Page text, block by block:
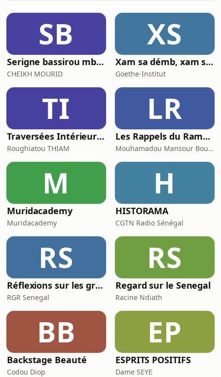
de s’ancrer durablement ici. Cette
émission offre une plongée
authentique dans les d
SB
Serigne bassirou mbacke khelcom
CHEIKH MOURID
XS
Xam sa démb, xam sa tey
Goethe-Institut
TI
Traversées Intérieures
Roughiatou THIAM
LR
Les Rappels du Ramadan
Mouhamadou Mansour Bousso
M
Muridacademy
Muridacademy
H
HISTORAMA
CGTN Radio Sénégal
RS
Réflexions sur les groupes religieux du Sénégal
RGR Senegal
RS
Regard sur le Senegal
Racine Ndiath
BB
Backstage Beauté
Codou Diop
EP
ESPRITS POSITIFS
Dame SEYE